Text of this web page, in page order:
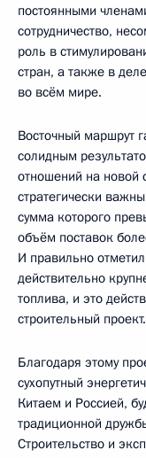
постоянными
сотрудничество,
роль в
стран, а также в
во всём мире.
Восточный маршрут
солидным
отношений на новой
стратегически
сумма которого
объём поставок
И правильно
действительно
топлива, и это
строительный проект.
Благодаря этому
сухопутный
Китаем и Россией,
традиционной
Строительство и